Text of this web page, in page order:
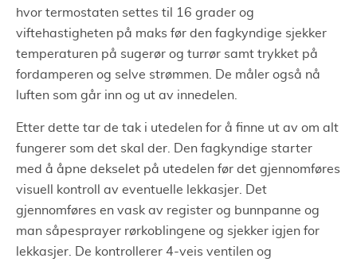
hvor termostaten settes til 16 grader og
viftehastigheten på maks før den fagkyndige sjekker
temperaturen på sugerør og turrør samt trykket på
fordamperen og selve strømmen. De måler også nå
luften som går inn og ut av innedelen.
Etter dette tar de tak i utedelen for å finne ut av om alt
fungerer som det skal der. Den fagkyndige starter
med å åpne dekselet på utedelen før det gjennomføres
visuell kontroll av eventuelle lekkasjer. Det
gjennomføres en vask av register og bunnpanne og
man såpesprayer rørkoblingene og sjekker igjen for
lekkasjer. De kontrollerer 4-veis ventilen og